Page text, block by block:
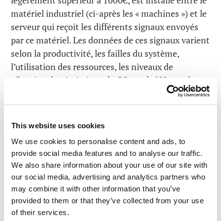
This website uses cookies
We use cookies to personalise content and ads, to
provide social media features and to analyse our traffic.
We also share information about your use of our site with
our social media, advertising and analytics partners who
may combine it with other information that you’ve
provided to them or that they’ve collected from your use
of their services.
matériel industriel (ci-après les « machines ») et le
serveur qui reçoit les différents signaux envoyés
par ce matériel. Les données de ces signaux varient
selon la productivité, les failles du système,
l’utilisation des ressources, les niveaux de
vibration, les émissions de CO
et de NO x
, et de
renseignements sont nécessaires pour avoir une
vue d’ensemble du processus de production et
raisonnées et fondées.
Comme vous pouvez le voir, le boîtier est petit
mais très puissant. Une fonctionnalité cruciale est
qu’il n’accepte que le transfert des données
« autorisées ». Il ne permet la transmission des